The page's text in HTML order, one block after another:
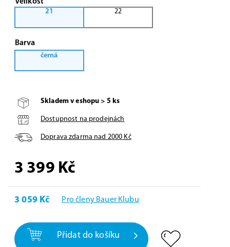
21 22
Barva
černá
Skladem v eshopu > 5 ks
Dostupnost na prodejnách
Doprava zdarma nad 2000 Kč
3 399 Kč
3 059 Kč Pro členy Bauer Klubu
Přidat do košíku